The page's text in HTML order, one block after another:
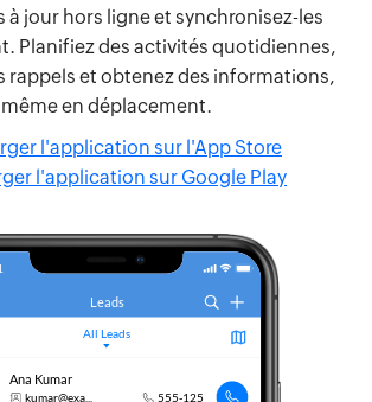
jour hors ligne et synchronisez-les
Planifiez des activités quotidiennes,
rappels et obtenez des informations,
même en déplacement.
l'application sur l'App Store
l'application sur Google Play